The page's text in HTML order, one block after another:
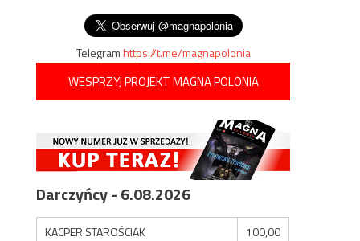
Telegramhttps://t.me/magnapolonia
WESPRZYJ PROJEKT MAGNA POLONIA
Darczyńcy - 6.08.2026
KACPER STAROŚCIAK
100,00